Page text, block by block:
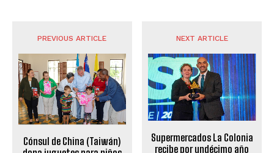
PREVIOUS ARTICLE
Cónsul de China (Taiwán)
NEXT ARTICLE
Supermercados La Colonia
recibe por undécimo año